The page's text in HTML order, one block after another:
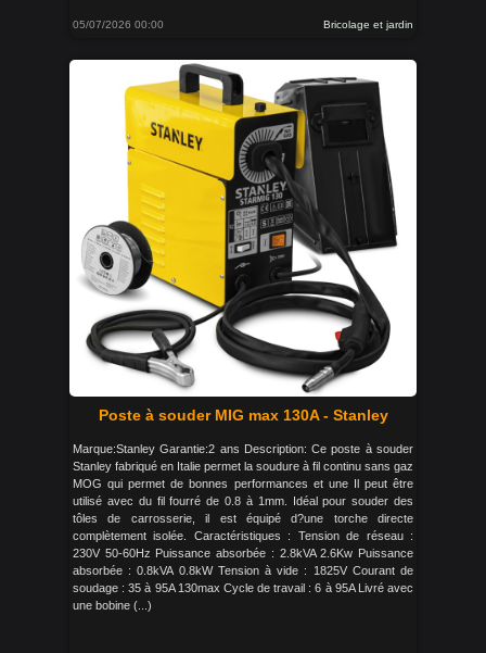
05/07/2026 00:00 Bricolage et jardin
Poste à souder MIG max 130A - Stanley
Marque:Stanley Garantie:2 ans Description: Ce poste à souder
Stanley fabriqué en Italie permet la soudure à fil continu sans gaz
MOG qui permet de bonnes performances et une Il peut être
utilisé avec du fil fourré de 0.8 à 1mm. Idéal pour souder des
tôles de carrosserie, il est équipé d?une torche directe
complètement isolée. Caractéristiques : Tension de réseau :
230V 50-60Hz Puissance absorbée : 2.8kVA 2.6Kw Puissance
absorbée : 0.8kVA 0.8kW Tension à vide : 1825V Courant de
soudage : 35 à 95A 130max Cycle de travail : 6 à 95A Livré avec
une bobine (...)